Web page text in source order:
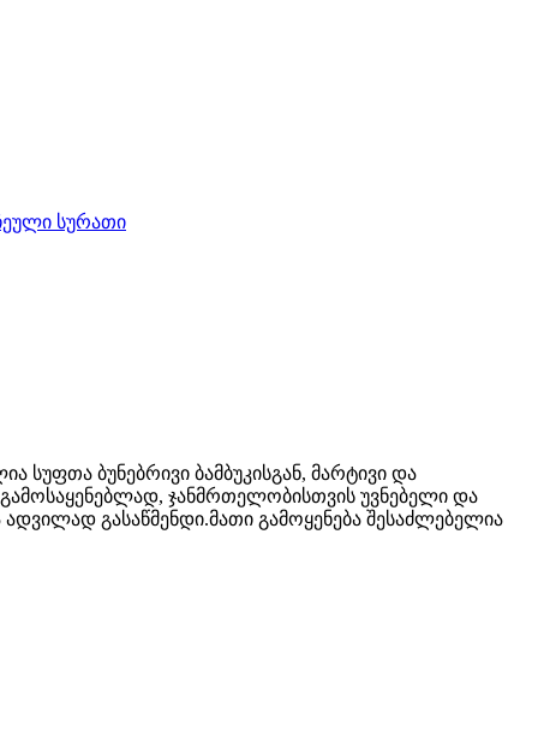
ბუნებრივი ბამბუკისგან, მარტივი და
ჯანმრთელობისთვის უვნებელი და
ადვილად გასაწმენდი.მათი გამოყენება შესაძლებელია